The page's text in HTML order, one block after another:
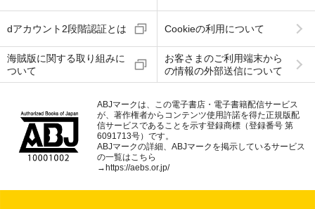
dアカウント2段階認証とは Cookieの利用について
海賊版に関する取り組みに
ついて
お客さまのご利用端末から
の情報の外部送信について
ABJマークは、この電子書店・電子書籍配信サービス
が、著作権者からコンテンツ使用許諾を得た正規版配
信サービスであることを示す登録商標（登録番号 第
6091713号）です。
ABJマークの詳細、ABJマークを掲示しているサービス
の一覧はこちら
→https://aebs.or.jp/